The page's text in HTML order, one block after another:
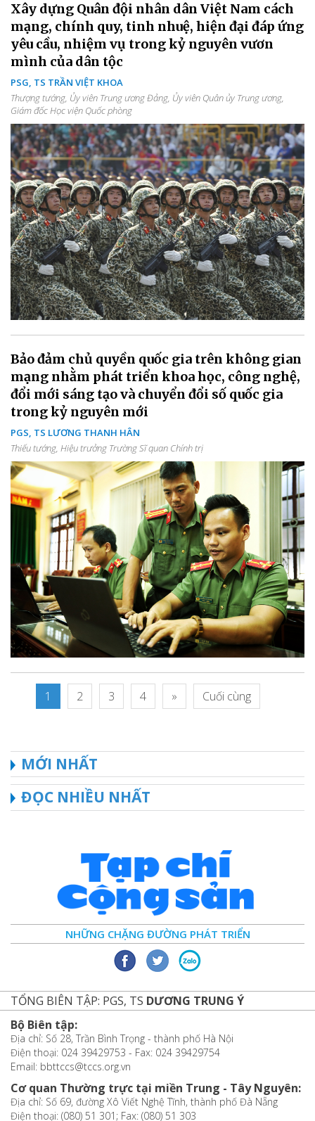
Xây dựng Quân đội nhân dân Việt Nam cách
mạng, chính quy, tinh nhuệ, hiện đại đáp ứng
yêu cầu, nhiệm vụ trong kỷ nguyên vươn
mình của dân tộc
PSG, TS TRẦN VIỆT KHOA
Thượng tướng, Ủy viên Trung ương Đảng, Ủy viên Quân ủy Trung ương,
Giám đốc Học viện Quốc phòng
Bảo đảm chủ quyền quốc gia trên không gian
mạng nhằm phát triển khoa học, công nghệ,
đổi mới sáng tạo và chuyển đổi số quốc gia
trong kỷ nguyên mới
PGS, TS LƯƠNG THANH HÂN
Thiếu tướng, Hiệu trưởng Trường Sĩ quan Chính trị
1 2 3 4 » Cuối cùng
MỚI NHẤT
ĐỌC NHIỀU NHẤT
NHỮNG CHẶNG ĐƯỜNG PHÁT TRIỂN
TỔNG BIÊN TẬP: PGS, TS DƯƠNG TRUNG Ý
Bộ Biên tập:
Địa chỉ: Số 28, Trần Bình Trọng - thành phố Hà Nội
Điện thoại: 024 39429753 - Fax: 024 39429754
Email: bbttccs@tccs.org.vn
Cơ quan Thường trực tại miền Trung - Tây Nguyên:
Địa chỉ: Số 69, đường Xô Viết Nghệ Tĩnh, thành phố Đà Nẵng
Điện thoại: (080) 51 301; Fax: (080) 51 303